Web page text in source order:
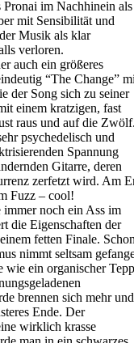
Pronai im Nachhinein als
mit Sensibilität und
Musik als klar
verloren.
auch ein größeres
“The Change”
der Song sich zu seiner
einem kratzigen, fast
raus und auf die
psychedelisch und
Spannung
Gitarre, deren
zerfetzt wird. Am
Fuzz – cool!
noch ein Ass im
die Eigenschaften der
fetten Finale.
nimmt seltsam
wie ein organischer
brennen sich mehr und
Ende. Der
wirklich krasse